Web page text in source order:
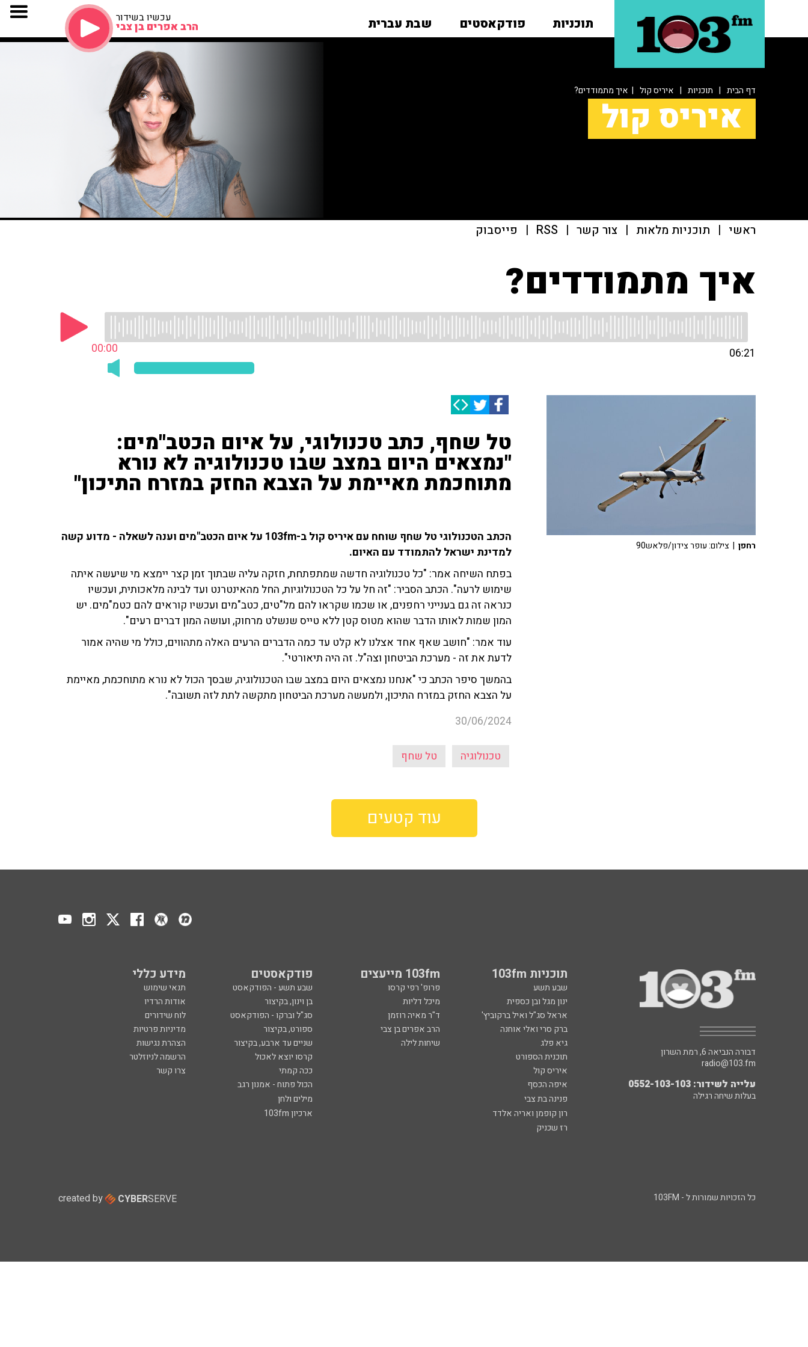
תוכניות פודקאסטים שבת עברית עכשיו בשידור
הרב אפרים בן צבי
דף הבית | תוכניות | איריס קול | איך מתמודדים?
איריס קול
ראשי | תוכניות מלאות | צור קשר |
RSS
| פייסבוק
איך מתמודדים?
00:00 06:21
טל שחף, כתב טכנולוגי, על איום הכטב"מים:
"נמצאים היום במצב שבו טכנולוגיה לא נורא
מתוחכמת מאיימת על הצבא החזק במזרח התיכון"
הכתב הטכנולוגי טל שחף שוחח עם איריס קול ב-103fm על איום הכטב"מים וענה לשאלה - מדוע קשה
למדינת ישראל להתמודד עם האיום.
בפתח השיחה אמר: "כל טכנולוגיה חדשה שמתפתחת, חזקה עליה שבתוך זמן קצר יימצא מי שיעשה איתה
שימוש לרעה". הכתב הסביר: "זה חל על כל הטכנולוגיות, החל מהאינטרנט ועד לבינה מלאכותית, ועכשיו
כנראה זה גם בענייני רחפנים, או שכמו שקראו להם מל"טים, כטב"מים ועכשיו קוראים להם כטמ"מים. יש
המון שמות לאותו הדבר שהוא מטוס קטן ללא טייס שנשלט מרחוק, ועושה המון דברים רעים".
עוד אמר: "חושב שאף אחד אצלנו לא קלט עד כמה הדברים הרעים האלה מתהווים, כולל מי שהיה אמור
לדעת את זה - מערכת הביטחון וצה"ל. זה היה תיאורטי".
בהמשך סיפר הכתב כי "אנחנו נמצאים היום במצב שבו הטכנולוגיה, שבסך הכול לא נורא מתוחכמת, מאיימת
על הצבא החזק במזרח התיכון, ולמעשה מערכת הביטחון מתקשה לתת לזה תשובה".
30/06/2024
טכנולוגיה טל שחף
רחפן | צילום: עופר צידון/פלאש90
עוד קטעים
תוכניות 103fm 103fm מייעצים פודקאסטים מידע כללי
שבע תשע פרופ' רפי קרסו שבע תשע - הפודקאסט
תנאי שימוש
ינון מגל ובן כספית
מיכל דליות בן וינון, בקיצור
אודות הרדיו
אראל סג"ל ואיל ברקוביץ'
ד"ר מאיה רוזמן סג"ל וברקו - הפודקאסט
לוח שידורים
ברק סרי ואלי אוחנה
הרב אפרים בן צבי ספורט, בקיצור
מדיניות פרטיות
גיא פלג
שיחות לילה שניים עד ארבע, בקיצור
הצהרת נגישות
תוכנית הספורט
קרסו יוצא לאכול
הרשמה לניוזלטר
איריס קול
ככה קמתי
צרו קשר
איפה הכסף
הכול פתוח - אמנון רגב
פנינה בת צבי
מילים ולחן
רון קופמן ואריה אלדד
ארכיון 103fm
רז שכניק
דבורה הנביאה 6, רמת השרון
radio@103.fm
עלייה לשידור: 0552-103-103
בעלות שיחה רגילה
כל הזכויות שמורות ל - 103FM created by CYBERSERVE